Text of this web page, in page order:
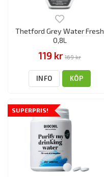
Thetford Grey Water Fresh
0,8L
119 kr 169 kr
INFO KÖP
SUPERPRIS!